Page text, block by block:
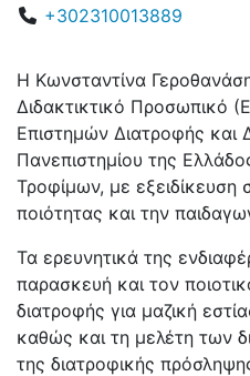
+302310013889
Η Κωνσταντίνα
Διδακτικτικό Προσωπικό
Επιστημών Διατροφής και
Πανεπιστημίου της
Τροφίμων, με εξειδίκευση
ποιότητας και την
Τα ερευνητικά της
παρασκευή και τον
διατροφής για μαζική
καθώς και τη μελέτη των
της διατροφικής